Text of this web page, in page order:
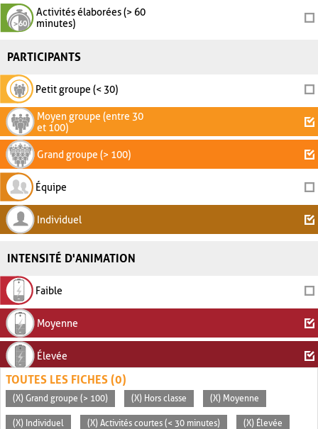
Activités élaborées (> 60
minutes)
PARTICIPANTS
Petit groupe (< 30)
Moyen groupe (entre 30
et 100)
Grand groupe (> 100)
Équipe
Individuel
INTENSITÉ D'ANIMATION
Faible
Moyenne
Élevée
TOUTES LES FICHES (0)
(X) Grand groupe (> 100) (X) Hors classe (X) Moyenne
(X) Individuel (X) Activités courtes (< 30 minutes) (X) Élevée